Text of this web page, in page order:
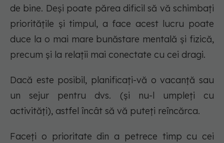
de bine. Deși poate părea dificil să vă schimbați
prioritățile și timpul, a face acest lucru poate
duce la o mai mare bunăstare mentală și fizică,
precum și la relații mai conectate cu cei dragi.
Dacă este posibil, planificați-vă o vacanță sau
un sejur pentru dvs. (și nu-l umpleți cu
activități), astfel încât să vă puteți reîncărca.
Faceți o prioritate din a petrece timp cu cei